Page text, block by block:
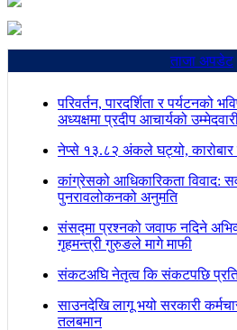
ताजा अपडेट
परिवर्तन, पारदर्शिता र पर्यटनको
अध्यक्षमा प्रदीप आचार्यको
नेप्से १३.८२ अंकले घट्यो,
कांग्रेसको आधिकारिकता विवाद:
पुनरावलोकनको अनुमति
संसद्मा प्रश्नको जवाफ नदिने
गृहमन्त्री गुरुङले मागे माफी
संकटअघि नेतृत्व कि संकटपछि
साउनदेखि लागू भयो सरकारी
तलबमान